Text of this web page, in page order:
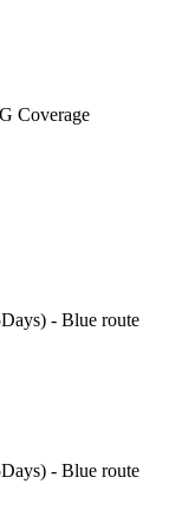
Coverage
- Blue route
- Blue route